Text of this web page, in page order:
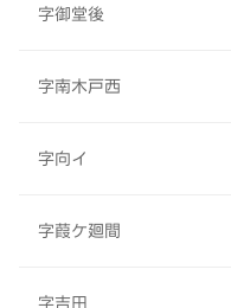
字御堂後
字南木戸西
字向イ
字葭ケ廻間